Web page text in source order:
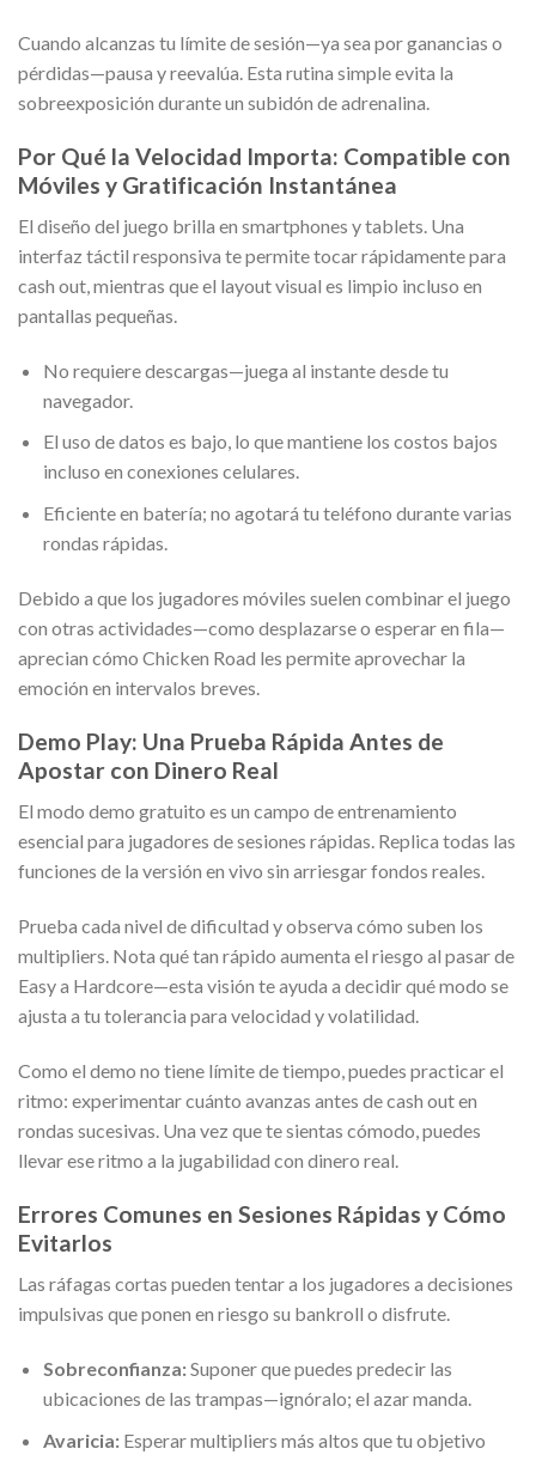
Cuando alcanzas tu límite de sesión—ya sea por ganancias o
pérdidas—pausa y reevalúa. Esta rutina simple evita la
sobreexposición durante un subidón de adrenalina.
Por Qué la Velocidad Importa: Compatible con
Móviles y Gratificación Instantánea
El diseño del juego brilla en smartphones y tablets. Una
interfaz táctil responsiva te permite tocar rápidamente para
cash out, mientras que el layout visual es limpio incluso en
pantallas pequeñas.
No requiere descargas—juega al instante desde tu
navegador.
El uso de datos es bajo, lo que mantiene los costos bajos
incluso en conexiones celulares.
Eficiente en batería; no agotará tu teléfono durante varias
rondas rápidas.
Debido a que los jugadores móviles suelen combinar el juego
con otras actividades—como desplazarse o esperar en fila—
aprecian cómo Chicken Road les permite aprovechar la
emoción en intervalos breves.
Demo Play: Una Prueba Rápida Antes de
Apostar con Dinero Real
El modo demo gratuito es un campo de entrenamiento
esencial para jugadores de sesiones rápidas. Replica todas las
funciones de la versión en vivo sin arriesgar fondos reales.
Prueba cada nivel de dificultad y observa cómo suben los
multipliers. Nota qué tan rápido aumenta el riesgo al pasar de
Easy a Hardcore—esta visión te ayuda a decidir qué modo se
ajusta a tu tolerancia para velocidad y volatilidad.
Como el demo no tiene límite de tiempo, puedes practicar el
ritmo: experimentar cuánto avanzas antes de cash out en
rondas sucesivas. Una vez que te sientas cómodo, puedes
llevar ese ritmo a la jugabilidad con dinero real.
Errores Comunes en Sesiones Rápidas y Cómo
Evitarlos
Las ráfagas cortas pueden tentar a los jugadores a decisiones
impulsivas que ponen en riesgo su bankroll o disfrute.
Sobreconfianza:Suponer que puedes predecir las
ubicaciones de las trampas—ignóralo; el azar manda.
Avaricia:Esperar multipliers más altos que tu objetivo